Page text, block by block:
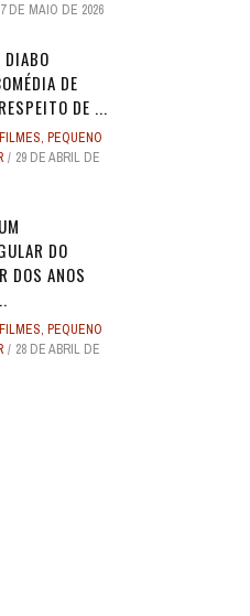
7 DE MAIO DE 2026
DE
DE ...
FILMES, PEQUENO
29 DE ABRIL DE
DO
DOS ANOS
FILMES, PEQUENO
28 DE ABRIL DE